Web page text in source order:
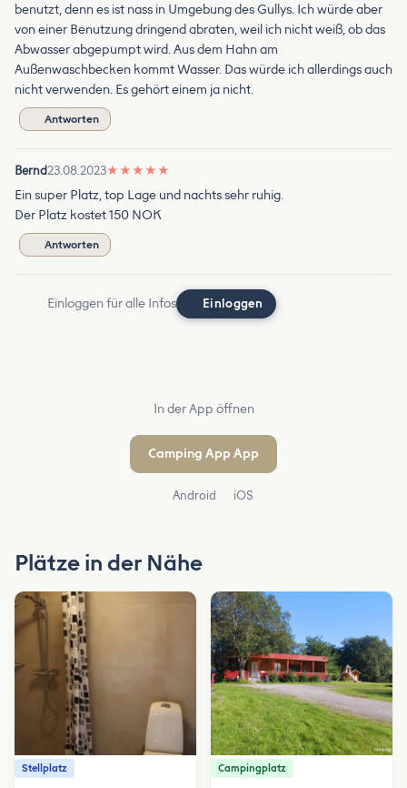
benutzt, denn es ist nass in Umgebung des Gullys. Ich würde aber
von einer Benutzung dringend abraten, weil ich nicht weiß, ob das
Abwasser abgepumpt wird. Aus dem Hahn am
Außenwaschbecken kommt Wasser. Das würde ich allerdings auch
nicht verwenden. Es gehört einem ja nicht.
Antworten
Bernd23.08.2023★ ★ ★ ★ ★
Ein super Platz, top Lage und nachts sehr ruhig.
Der Platz kostet 150 NOK
Antworten
Einloggen für alle Infos Einloggen
In der App öffnen
Camping App App
Android iOS
Plätze in der Nähe
Stellplatz Campingplatz